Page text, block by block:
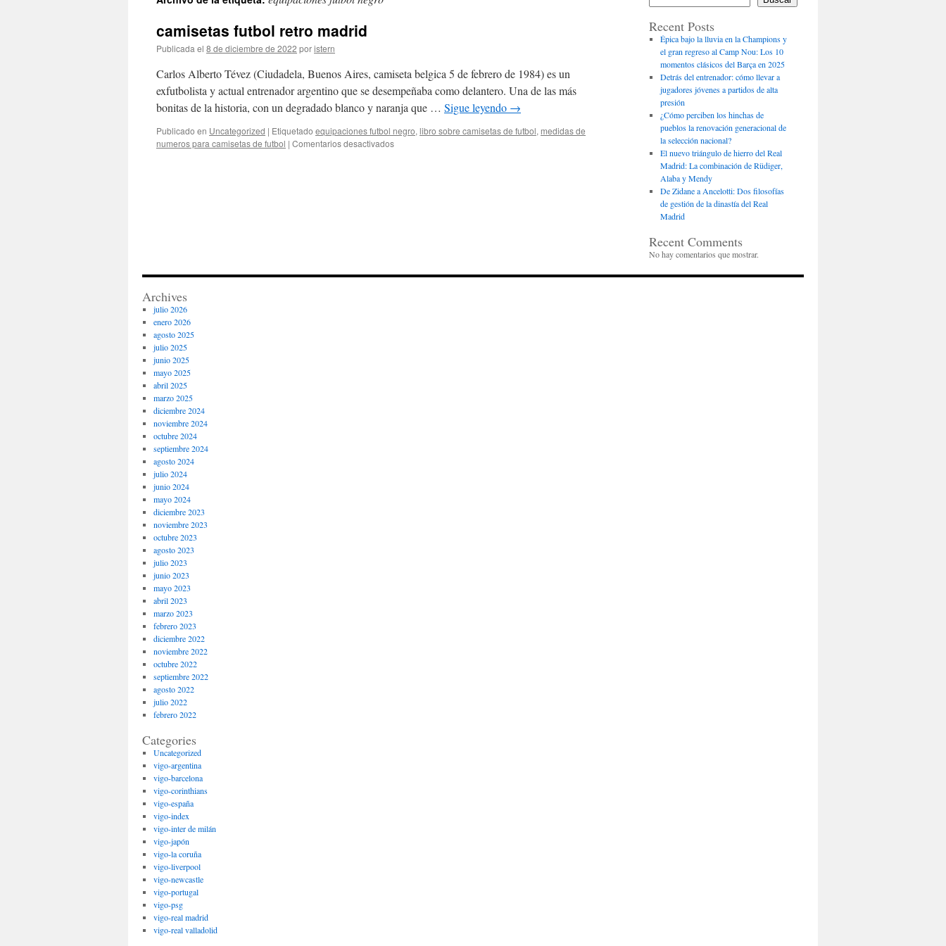
contenido
camisetas futbol retro madrid
Publicada el 8 de diciembre de 2022 poristern
Carlos Alberto Tévez (Ciudadela, Buenos Aires, camiseta belgica 5 de febrero de 1984) es un
exfutbolista y actual entrenador argentino que se desempeñaba como delantero. Una de las más
bonitas de la historia, con un degradado blanco y naranja que … Sigue leyendo →
Publicado en Uncategorized | Etiquetado equipaciones futbol negro, libro sobre camisetas de futbol, medidas de
numeros para camisetas de futbol | Comentarios desactivadosen
Recent Posts
Épica bajo la lluvia en la Champions y
el gran regreso al Camp Nou: Los 10
momentos clásicos del Barça en 2025
Detrás del entrenador: cómo llevar a
jugadores jóvenes a partidos de alta
presión
¿Cómo perciben los hinchas de
pueblos la renovación generacional de
la selección nacional?
El nuevo triángulo de hierro del Real
Madrid: La combinación de Rüdiger,
Alaba y Mendy
De Zidane a Ancelotti: Dos filosofías
de gestión de la dinastía del Real
Madrid
Recent Comments
No hay comentarios que mostrar.
Archives
julio 2026
enero 2026
agosto 2025
julio 2025
junio 2025
mayo 2025
abril 2025
marzo 2025
diciembre 2024
noviembre 2024
octubre 2024
septiembre 2024
agosto 2024
julio 2024
junio 2024
mayo 2024
diciembre 2023
noviembre 2023
octubre 2023
agosto 2023
julio 2023
junio 2023
mayo 2023
abril 2023
marzo 2023
febrero 2023
diciembre 2022
noviembre 2022
octubre 2022
septiembre 2022
agosto 2022
julio 2022
febrero 2022
Categories
Uncategorized
vigo-argentina
vigo-barcelona
vigo-corinthians
vigo-españa
vigo-index
vigo-inter de milán
vigo-japón
vigo-la coruña
vigo-liverpool
vigo-newcastle
vigo-portugal
vigo-psg
vigo-real madrid
vigo-real valladolid